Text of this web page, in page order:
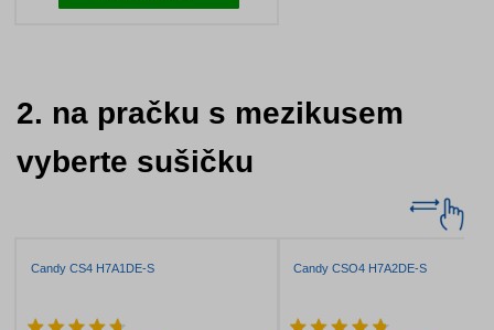
u vás doma 13. 8.
2. na pračku s mezikusem
vyberte sušičku